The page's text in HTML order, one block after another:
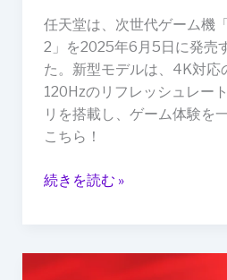
任天堂は、次世代ゲーム
2」を2025年6月5日に発売
た。新型モデルは、4K対応
120Hzのリフレッシュレー
リを搭載し、ゲーム体験を
こちら！
に
世
界
時
発
売
続きを読む »
レ